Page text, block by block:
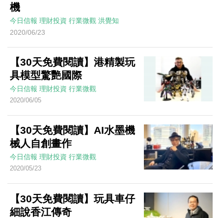
機
今日信報 理財投資 行業微觀 洪覺知
2020/06/23
【30天免費閱讀】港精製玩
具模型驚艷國際
今日信報 理財投資 行業微觀
2020/06/05
【30天免費閱讀】AI水墨機
械人自創畫作
今日信報 理財投資 行業微觀
2020/05/23
【30天免費閱讀】玩具車仔
細說香江傳奇